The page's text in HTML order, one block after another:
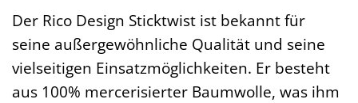
Der Rico Design Sticktwist ist bekannt für
seine außergewöhnliche Qualität und seine
vielseitigen Einsatzmöglichkeiten. Er besteht
aus 100% mercerisierter Baumwolle, was ihm